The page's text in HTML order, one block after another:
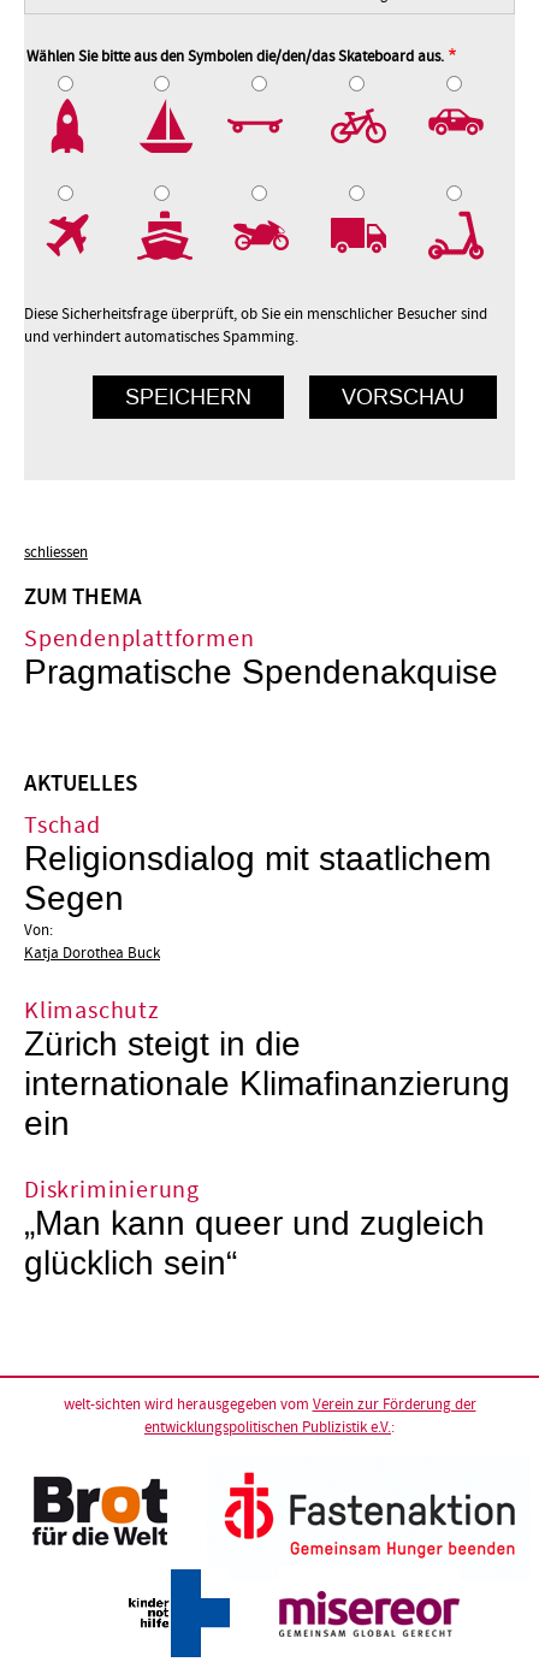
Wählen Sie bitte aus den Symbolen die/den/das Skateboard aus.
Diese Sicherheitsfrage überprüft, ob Sie ein menschlicher Besucher sind
und verhindert automatisches Spamming.
schliessen
ZUM THEMA
Spendenplattformen
Pragmatische Spendenakquise
AKTUELLES
Tschad
Religionsdialog mit staatlichem
Segen
Von:
Katja Dorothea Buck
Klimaschutz
Zürich steigt in die
internationale Klimafinanzierung
ein
Diskriminierung
„Man kann queer und zugleich
glücklich sein“
welt-sichten wird herausgegeben vom Verein zur Förderung der
entwicklungspolitischen Publizistik e.V.: